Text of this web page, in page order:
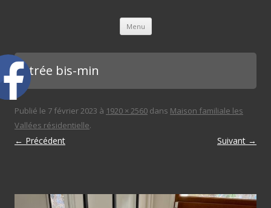
Menu Aller au contenu principal
Entrée bis-min
Publié le 7 février 2023 à 1920 × 2560 dans Maison familiale les
Vallées résidentielle.
← Précédent Suivant →